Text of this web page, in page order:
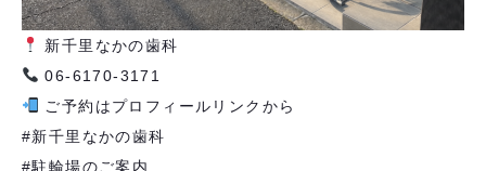
新千里なかの歯科
06-6170-3171
ご予約はプロフィールリンクから
#新千里なかの歯科
#駐輪場のご案内